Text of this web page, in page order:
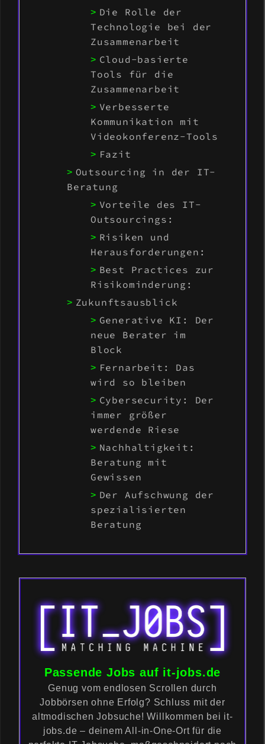
Die Rolle der
Technologie bei der
Zusammenarbeit
Cloud-basierte
Tools für die
Zusammenarbeit
Verbesserte
Kommunikation mit
Videokonferenz-Tools
Fazit
Outsourcing in der IT-
Beratung
Vorteile des IT-
Outsourcings:
Risiken und
Herausforderungen:
Best Practices zur
Risikominderung:
Zukunftsausblick
Generative KI: Der
neue Berater im
Block
Fernarbeit: Das
wird so bleiben
Cybersecurity: Der
immer größer
werdende Riese
Nachhaltigkeit:
Beratung mit
Gewissen
Der Aufschwung der
spezialisierten
Beratung
Passende Jobs auf it-jobs.de
Genug vom endlosen Scrollen durch
Jobbörsen ohne Erfolg? Schluss mit der
altmodischen Jobsuche! Willkommen bei it-
jobs.de – deinem All-in-One-Ort für die